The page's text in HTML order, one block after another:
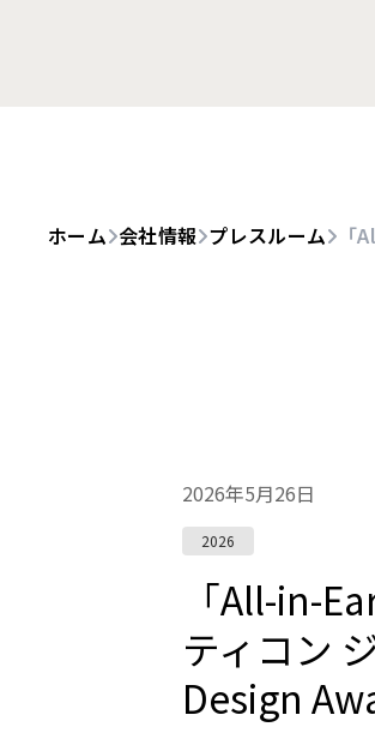
ホーム 会社情報 プレスルーム 「
2026年5月26日
2026
「All-in-
ティコン
Design